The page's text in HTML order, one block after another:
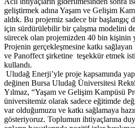
geliştirmek adına Yaşam ve Gelişim
aldık. Bu projemiz sadece bir başlangıç
için sürdürülebilir bir çalışma modelini
sürecek olan projemizden 40 bin kişinin
Projenin gerçekleşmesine katkı
ve Panoffect şirketine teşekkür etmek
kullandı.
Uludağ Enerji’yle proje kapsamında
değinen Bursa Uludağ Üniversitesi
Yılmaz, “Yaşam ve Gelişim Kampüsü
üniversitemiz olarak sadece eğitimde
var olduğumuzu ve katkı sağlamaya
gösteriyoruz. Toplumun ihtiyaçlarına